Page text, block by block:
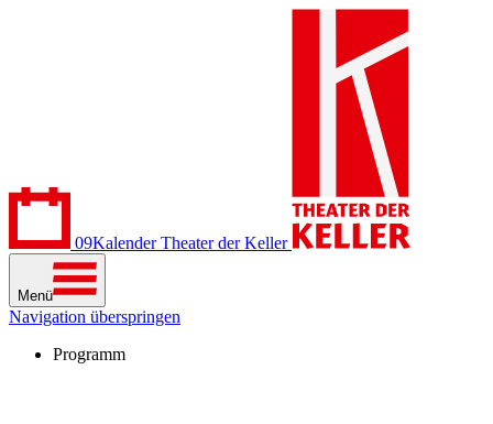
09Kalender Theater der Keller
Menü
Navigation überspringen
Programm